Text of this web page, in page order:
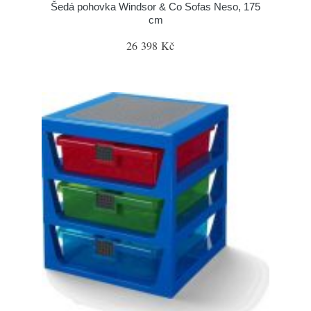
Šedá pohovka Windsor & Co Sofas Neso, 175
cm
26 398 Kč